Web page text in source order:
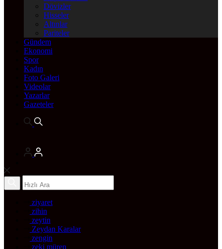
Dövizler
Hisseler
Altınlar
Pariteler
Gündem
Ekonomi
Spor
Kadın
Foto Galeri
Videolar
Yazarlar
Gazeteler
ziyaret
zihin
zeytin
Zeydan Karalar
zengin
zeki müren